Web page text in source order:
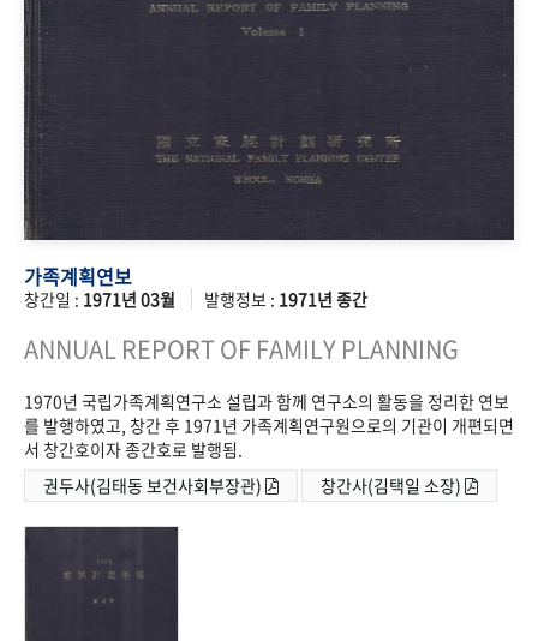
가족계획연보
창간일 : 1971년 03월 발행정보 : 1971년 종간
ANNUAL REPORT OF FAMILY PLANNING
1970년 국립가족계획연구소 설립과 함께 연구소의 활동을 정리한 연보
를 발행하였고, 창간 후 1971년 가족계획연구원으로의 기관이 개편되면
서 창간호이자 종간호로 발행됨.
권두사(김태동 보건사회부장관)
창간사(김택일 소장)